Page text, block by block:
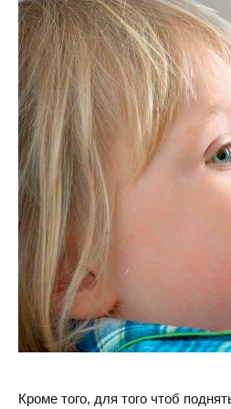
Кроме того, для того чтоб